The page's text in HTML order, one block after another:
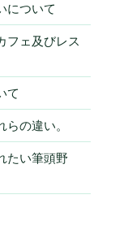
について
フェ及びレス
て
の違い。
たい筆頭野